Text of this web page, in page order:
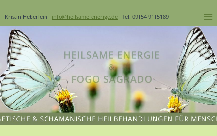
Kristin Heberlein info@heilsame-enerige.de Tel. 09154 9115189